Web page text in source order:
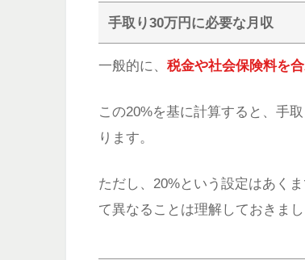
手取り30万円に必要な月収
一般的に、 税金や社会保険料を
この20%を基に計算すると、手
ります。
ただし、20%という設定はあく
て異なることは理解しておきまし